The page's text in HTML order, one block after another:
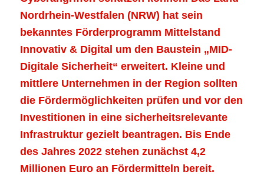
Nordrhein-Westfalen (NRW) hat sein
bekanntes Förderprogramm Mittelstand
Innovativ & Digital um den Baustein „MID-
Digitale Sicherheit“ erweitert. Kleine und
mittlere Unternehmen in der Region sollten
die Fördermöglichkeiten prüfen und vor den
Investitionen in eine sicherheitsrelevante
Infrastruktur gezielt beantragen. Bis Ende
des Jahres 2022 stehen zunächst 4,2
Millionen Euro an Fördermitteln bereit.